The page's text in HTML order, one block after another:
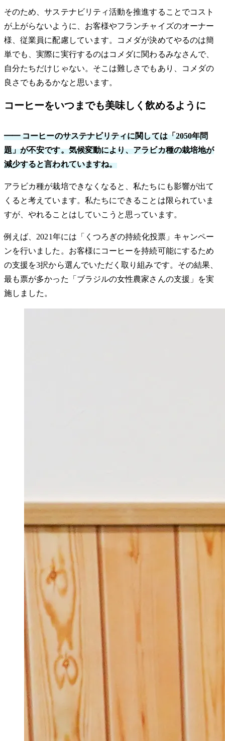
そのため、サステナビリティ活動を推進することでコスト
が上がらないように、お客様やフランチャイズのオーナー
様、従業員に配慮しています。コメダが決めてやるのは簡
単でも、実際に実行するのはコメダに関わるみなさんで、
自分たちだけじゃない。そこは難しさでもあり、コメダの
良さでもあるかなと思います。
コーヒーをいつまでも美味しく飲めるように
━━ コーヒーのサステナビリティに関しては「2050年問
題」が不安です。気候変動により、アラビカ種の栽培地が
減少すると言われていますね。
アラビカ種が栽培できなくなると、私たちにも影響が出て
くると考えています。私たちにできることは限られていま
すが、やれることはしていこうと思っています。
例えば、2021年には「くつろぎの持続化投票」キャンペー
ンを行いました。お客様にコーヒーを持続可能にするため
の支援を3択から選んでいただく取り組みです。その結果、
最も票が多かった「ブラジルの女性農家さんの支援」を実
施しました。